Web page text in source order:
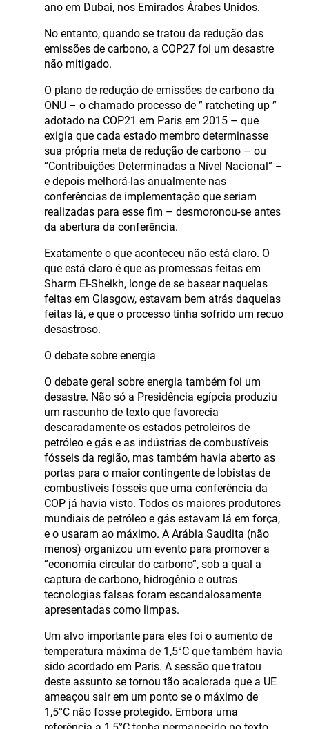
ano em Dubai, nos Emirados Árabes Unidos.
No entanto, quando se tratou da redução das
emissões de carbono, a COP27 foi um desastre
não mitigado.
O plano de redução de emissões de carbono da
ONU – o chamado processo de ” ratcheting up ”
adotado na COP21 em Paris em 2015 – que
exigia que cada estado membro determinasse
sua própria meta de redução de carbono – ou
“Contribuições Determinadas a Nível Nacional” –
e depois melhorá-las anualmente nas
conferências de implementação que seriam
realizadas para esse fim – desmoronou-se antes
da abertura da conferência.
Exatamente o que aconteceu não está claro. O
que está claro é que as promessas feitas em
Sharm El-Sheikh, longe de se basear naquelas
feitas em Glasgow, estavam bem atrás daquelas
feitas lá, e que o processo tinha sofrido um recuo
desastroso.
O debate sobre energia
O debate geral sobre energia também foi um
desastre. Não só a Presidência egípcia produziu
um rascunho de texto que favorecia
descaradamente os estados petroleiros de
petróleo e gás e as indústrias de combustíveis
fósseis da região, mas também havia aberto as
portas para o maior contingente de lobistas de
combustíveis fósseis que uma conferência da
COP já havia visto. Todos os maiores produtores
mundiais de petróleo e gás estavam lá em força,
e o usaram ao máximo. A Arábia Saudita (não
menos) organizou um evento para promover a
“economia circular do carbono”, sob a qual a
captura de carbono, hidrogênio e outras
tecnologias falsas foram escandalosamente
apresentadas como limpas.
Um alvo importante para eles foi o aumento de
temperatura máxima de 1,5°C que também havia
sido acordado em Paris. A sessão que tratou
deste assunto se tornou tão acalorada que a UE
ameaçou sair em um ponto se o máximo de
1,5°C não fosse protegido. Embora uma